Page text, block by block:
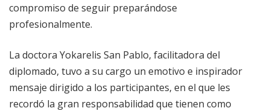
compromiso de seguir preparándose
profesionalmente.
La doctora Yokarelis San Pablo, facilitadora del
diplomado, tuvo a su cargo un emotivo e inspirador
mensaje dirigido a los participantes, en el que les
recordó la gran responsabilidad que tienen como